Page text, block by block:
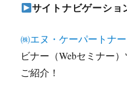
サイトナビゲーショ
㈱エヌ・ケーパートナ
ビナー（Webセミナー
ご紹介！